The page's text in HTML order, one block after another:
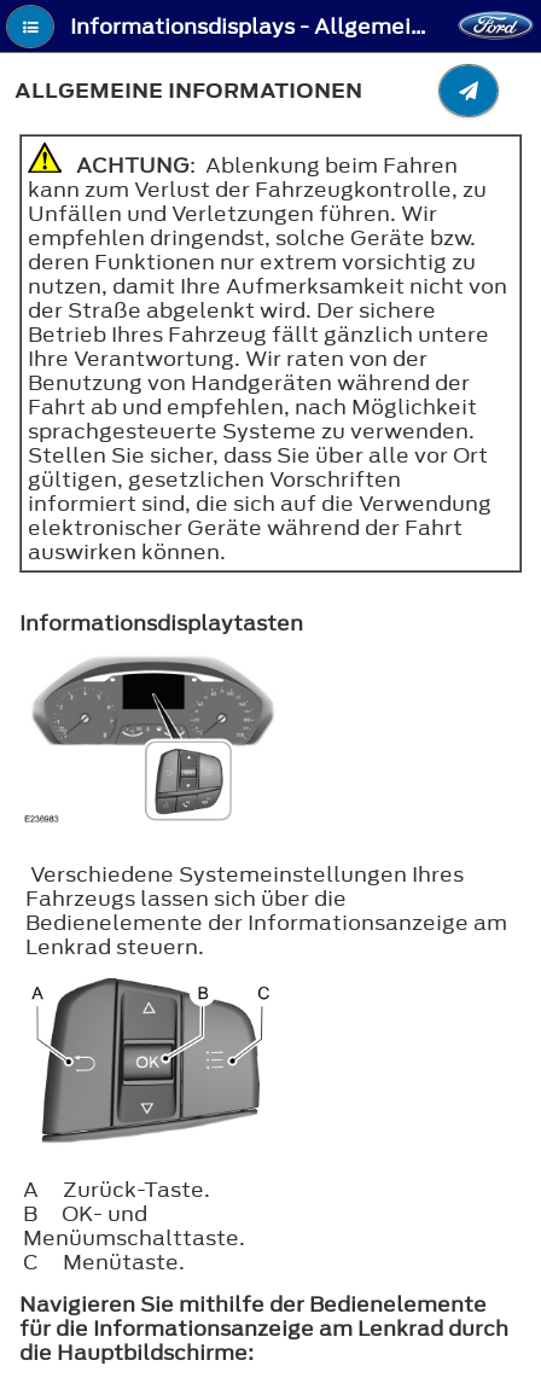
Informationsdisplays - Allgemeine Informationen
ALLGEMEINE INFORMATIONEN
ACHTUNG: Ablenkung beim Fahren
kann zum Verlust der Fahrzeugkontrolle, zu
Unfällen und Verletzungen führen. Wir
empfehlen dringendst, solche Geräte bzw.
deren Funktionen nur extrem vorsichtig zu
nutzen, damit Ihre Aufmerksamkeit nicht von
der Straße abgelenkt wird. Der sichere
Betrieb Ihres Fahrzeug fällt gänzlich untere
Ihre Verantwortung. Wir raten von der
Benutzung von Handgeräten während der
Fahrt ab und empfehlen, nach Möglichkeit
sprachgesteuerte Systeme zu verwenden.
Stellen Sie sicher, dass Sie über alle vor Ort
gültigen, gesetzlichen Vorschriften
informiert sind, die sich auf die Verwendung
elektronischer Geräte während der Fahrt
auswirken können.
Informationsdisplaytasten
Verschiedene Systemeinstellungen Ihres
Fahrzeugs lassen sich über die
Bedienelemente der Informationsanzeige am
Lenkrad steuern.
A
Zurück-Taste.
B
OK- und
Menüumschalttaste.
C
Menütaste.
Navigieren Sie mithilfe der Bedienelemente
für die Informationsanzeige am Lenkrad durch
die Hauptbildschirme: